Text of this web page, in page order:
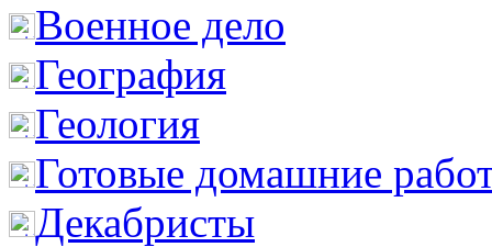
Военное дело
География
Геология
Готовые домашние
Декабристы